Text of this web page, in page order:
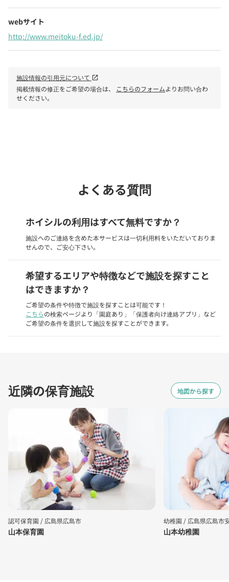
webサイト
http://www.meitoku-f.ed.jp/
施設情報の引用元について open_in_new
掲載情報の修正をご希望の場合は、 こちらのフォームよりお問い合わ
せください。
よくある質問
ホイシルの利用はすべて無料ですか？
施設へのご連絡を含めた本サービスは一切利用料をいただいておりま
せんので、ご安心下さい。
希望するエリアや特徴などで施設を探すこと
はできますか？
ご希望の条件や特徴で施設を探すことは可能です！
こちらの検索ページより「園庭あり」「保護者向け連絡アプリ」など
ご希望の条件を選択して施設を探すことができます。
近隣の保育施設 地図から探す
認可保育園 / 広島県広島市
山本保育園
幼稚園 / 広島県広島市
山本幼稚園